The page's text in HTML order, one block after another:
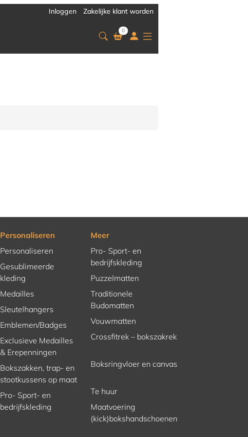
Inloggen Zakelijke klant worden
0
Personaliseren
Personaliseren
Gesublimeerde
kleding
Medailles
Sleutelhangers
Emblemen/Badges
Exclusieve Medailles
& Erepenningen
Bokszakken, trap- en
stootkussens op maat
Pro- Sport- en
bedrijfskleding
Meer
Pro- Sport- en
bedrijfskleding
Puzzelmatten
Traditionele
Budomatten
Vouwmatten
Crossfitrek – bokszakrek
Boksringvloer en canvas
Te huur
Maatvoering
(kick)bokshandschoenen